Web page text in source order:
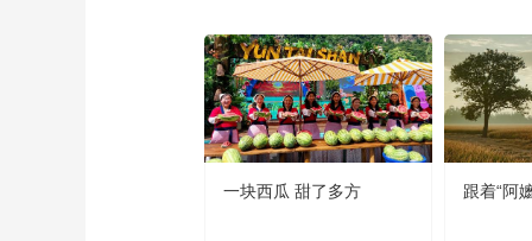
一块西瓜 甜了多方 跟着“阿